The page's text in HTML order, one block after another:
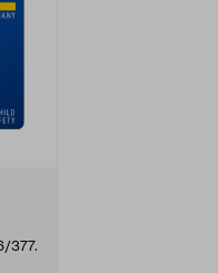
377.